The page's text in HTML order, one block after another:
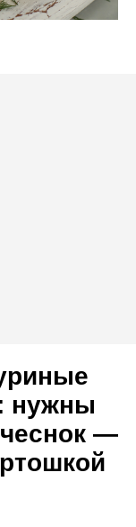
нужны
—